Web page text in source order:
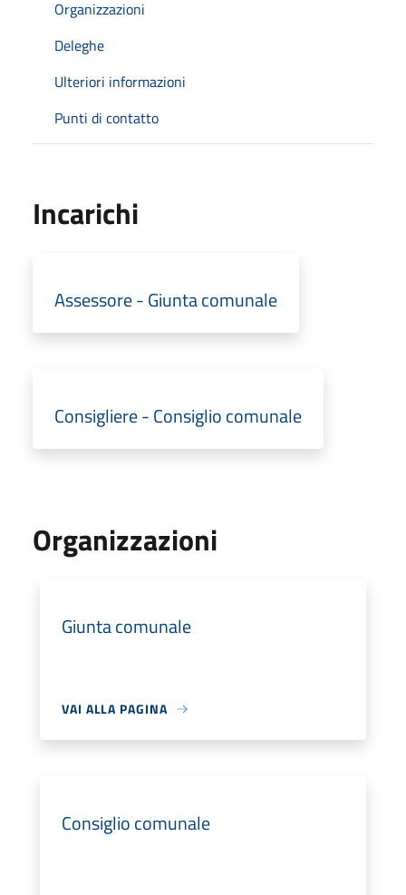
Organizzazioni
Deleghe
Ulteriori informazioni
Punti di contatto
Incarichi
Assessore - Giunta comunale
Consigliere - Consiglio comunale
Organizzazioni
Giunta comunale
VAI ALLA PAGINA
Consiglio comunale